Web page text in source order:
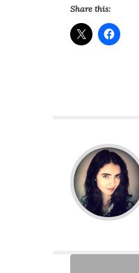
Share this: